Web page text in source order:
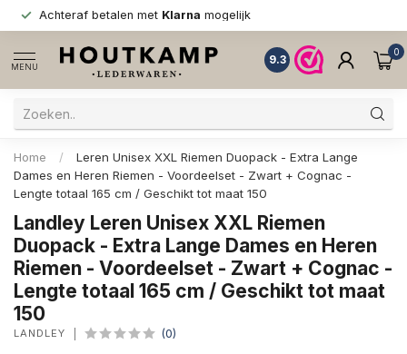
Achteraf betalen met Klarna mogelijk
MENU
9.3
0
Home /
Leren Unisex XXL Riemen Duopack - Extra Lange
Dames en Heren Riemen - Voordeelset - Zwart + Cognac -
Lengte totaal 165 cm / Geschikt tot maat 150
Landley Leren Unisex XXL Riemen
Duopack - Extra Lange Dames en Heren
Riemen - Voordeelset - Zwart + Cognac -
Lengte totaal 165 cm / Geschikt tot maat
150
LANDLEY (0)